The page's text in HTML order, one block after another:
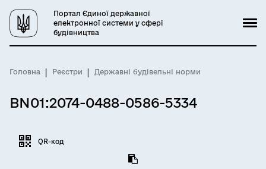
Портал Єдиної державної
електронної системи у сфері
будівництва
Головна Реєстри Державні будівельні норми
BN01:2074-0488-0586-5334
QR-код